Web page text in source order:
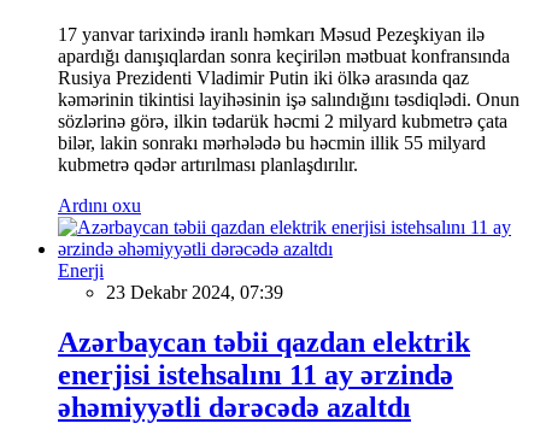
17 yanvar tarixində iranlı həmkarı Məsud Pezeşkiyan ilə
apardığı danışıqlardan sonra keçirilən mətbuat konfransında
Rusiya Prezidenti Vladimir Putin iki ölkə arasında qaz
kəmərinin tikintisi layihəsinin işə salındığını təsdiqlədi. Onun
sözlərinə görə, ilkin tədarük həcmi 2 milyard kubmetrə çata
bilər, lakin sonrakı mərhələdə bu həcmin illik 55 milyard
kubmetrə qədər artırılması planlaşdırılır.
Ardını oxu
Enerji
23 Dekabr 2024, 07:39
Azərbaycan təbii qazdan elektrik
enerjisi istehsalını 11 ay ərzində
əhəmiyyətli dərəcədə azaltdı